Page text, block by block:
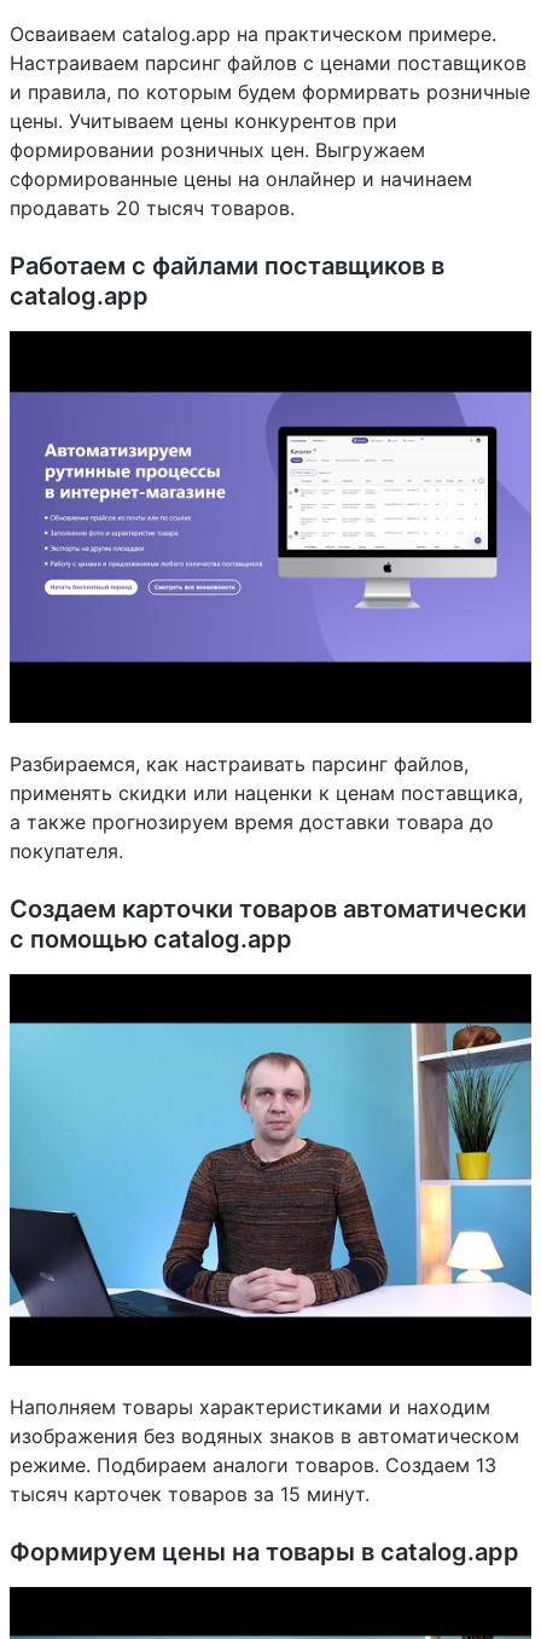
Осваиваем catalog.app на практическом примере.
Настраиваем парсинг файлов с ценами поставщиков
и правила, по которым будем формирвать розничные
цены. Учитываем цены конкурентов при
формировании розничных цен. Выгружаем
сформированные цены на онлайнер и начинаем
продавать 20 тысяч товаров.
Работаем с файлами поставщиков в
catalog.app
Разбираемся, как настраивать парсинг файлов,
применять скидки или наценки к ценам поставщика,
а также прогнозируем время доставки товара до
покупателя.
Создаем карточки товаров автоматически
с помощью catalog.app
Наполняем товары характеристиками и находим
изображения без водяных знаков в автоматическом
режиме. Подбираем аналоги товаров. Создаем 13
тысяч карточек товаров за 15 минут.
Формируем цены на товары в catalog.app